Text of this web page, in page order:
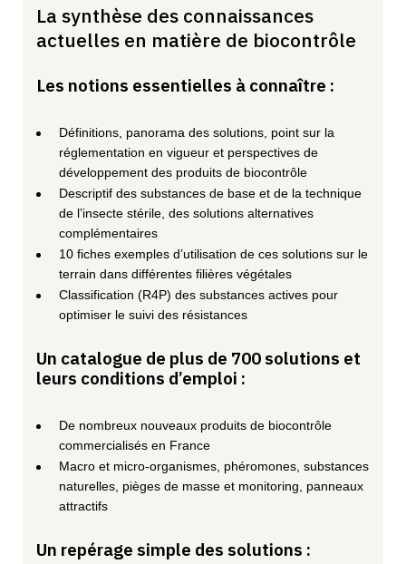
La synthèse des connaissances
actuelles en matière de biocontrôle
Les notions essentielles à connaître :
Définitions, panorama des solutions, point sur la
réglementation en vigueur et perspectives de
développement des produits de biocontrôle
Descriptif des substances de base et de la technique
de l’insecte stérile, des solutions alternatives
complémentaires
10 fiches exemples d’utilisation de ces solutions sur le
terrain dans différentes filières végétales
Classification (R4P) des substances actives pour
optimiser le suivi des résistances
Un catalogue de plus de 700 solutions et
leurs conditions d’emploi :
De nombreux nouveaux produits de biocontrôle
commercialisés en France
Macro et micro-organismes, phéromones, substances
naturelles, pièges de masse et monitoring, panneaux
attractifs
Un repérage simple des solutions :